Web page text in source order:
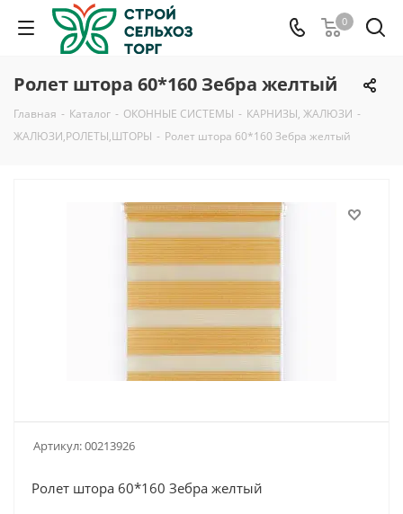
0
Ролет штора 60*160 Зебра желтый
Главная - Каталог - ОКОННЫЕ СИСТЕМЫ - КАРНИЗЫ, ЖАЛЮЗИ -
ЖАЛЮЗИ,РОЛЕТЫ,ШТОРЫ - Ролет штора 60*160 Зебра желтый
Артикул:00213926
Ролет штора 60*160 Зебра желтый